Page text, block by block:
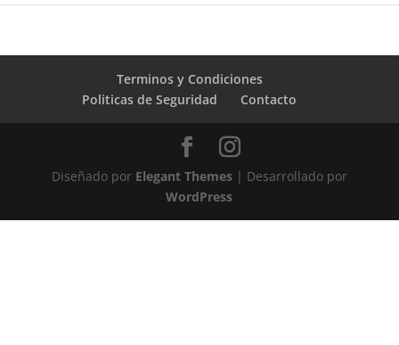
Terminos y Condiciones
Politicas de Seguridad
Contacto
Diseñado por Elegant Themes| Desarrollado por
WordPress